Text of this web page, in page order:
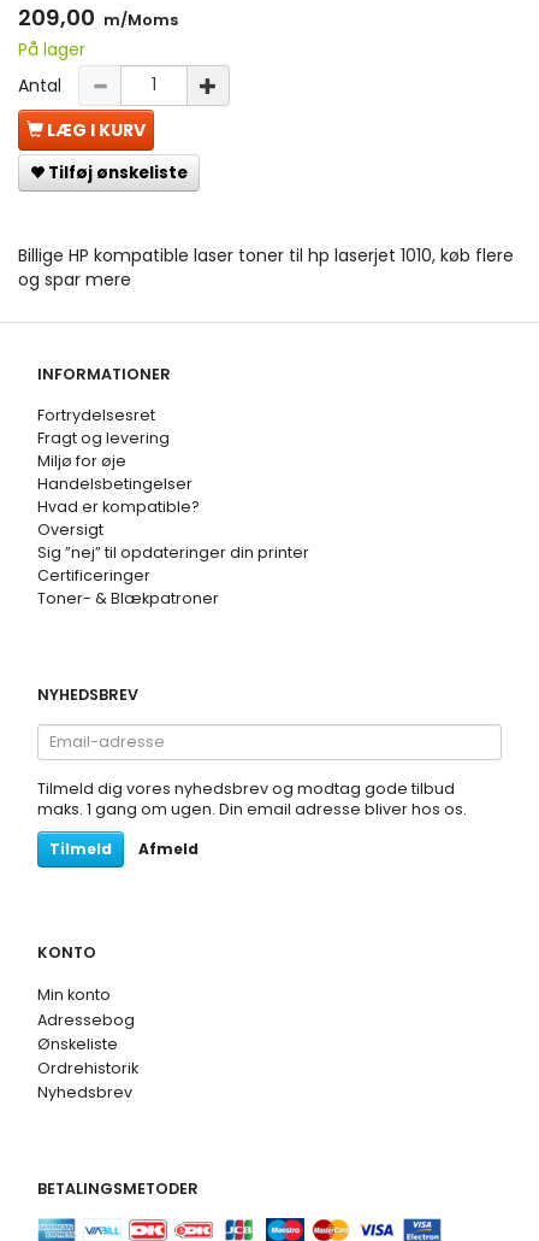
209,00 m/Moms
På lager
Antal
LÆG I KURV
Tilføj ønskeliste
Billige HP kompatible laser toner til hp laserjet 1010, køb flere
og spar mere
INFORMATIONER
Fortrydelsesret
Fragt og levering
Miljø for øje
Handelsbetingelser
Hvad er kompatible?
Oversigt
Sig ”nej” til opdateringer din printer
Certificeringer
Toner- & Blækpatroner
NYHEDSBREV
Email-
adresse
Tilmeld dig vores nyhedsbrev og modtag gode tilbud
maks. 1 gang om ugen. Din email adresse bliver hos os.
Tilmeld
Afmeld
KONTO
Min konto
Adressebog
Ønskeliste
Ordrehistorik
Nyhedsbrev
BETALINGSMETODER